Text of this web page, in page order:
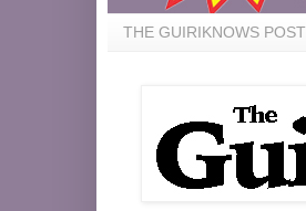
THE GUIRIKNOWS POST